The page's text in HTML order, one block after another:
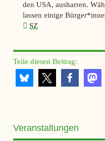
den USA, ausharren.
lassen einige
SZ
Teile diesen Beitrag:
Veranstaltungen